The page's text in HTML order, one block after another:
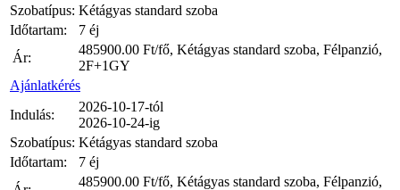
Szobatípus: Kétágyas standard szoba
Időtartam:
7 éj
Ár:
485900.00 Ft/fő, Kétágyas standard szoba, Félpanzió,
2F+1GY
Ajánlatkérés
Indulás:
2026-10-17-tól
2026-10-24-ig
Szobatípus: Kétágyas standard szoba
Időtartam:
7 éj
485900.00 Ft/fő, Kétágyas standard szoba, Félpanzió,